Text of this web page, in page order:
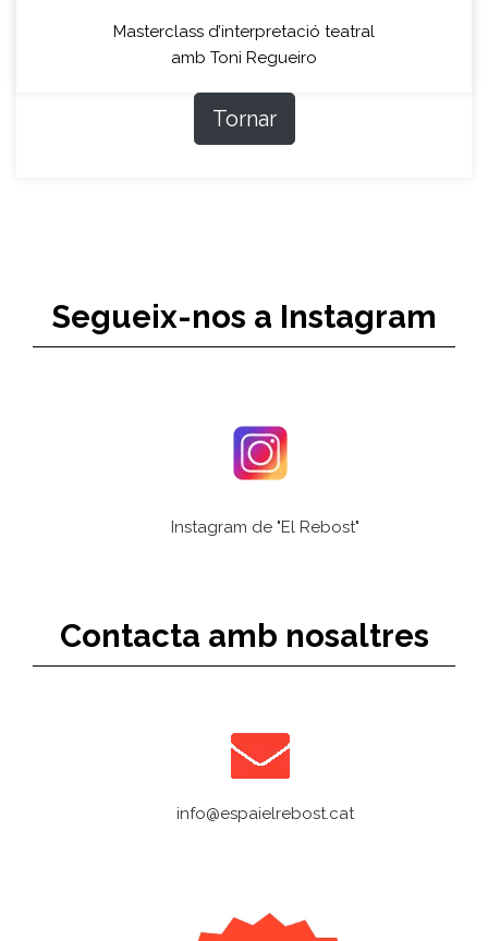
Masterclass d’interpretació teatral
amb Toni Regueiro
Tornar
Segueix-nos a Instagram
Instagram de "El Rebost"
Contacta amb nosaltres
info@espaielrebost.cat